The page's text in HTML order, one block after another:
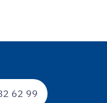
62 99